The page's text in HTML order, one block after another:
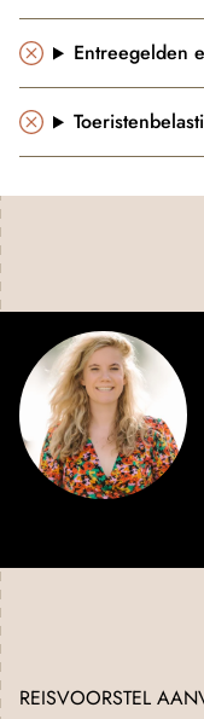
Entreegelden
REISVOORSTEL